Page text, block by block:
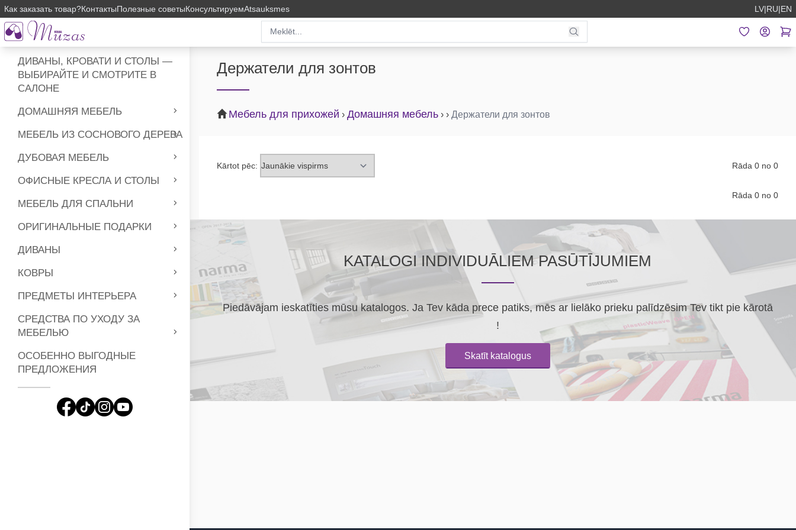
ДИВАНЫ, КРОВАТИ И СТОЛЫ —
ВЫБИРАЙТЕ И СМОТРИТЕ В
САЛОНЕ
ДОМАШНЯЯ МЕБЕЛЬ
МЕБЕЛЬ ИЗ СОСНОВОГО ДЕРЕВА
ДУБОВАЯ МЕБЕЛЬ
ОФИСНЫЕ КРЕСЛА И СТОЛЫ
МЕБЕЛЬ ДЛЯ СПАЛЬНИ
ОРИГИНАЛЬНЫЕ ПОДАРКИ
ДИВАНЫ
КОВРЫ
ПРЕДМЕТЫ ИНТЕРЬЕРА
СРЕДСТВА ПО УХОДУ ЗА
МЕБЕЛЬЮ
ОСОБЕННО ВЫГОДНЫЕ
ПРЕДЛОЖЕНИЯ
Как заказать товар?КонтактыПолезные советыКонсультируемAtsauksmes LV|RU|EN
Держатели для зонтов
Мебель для прихожей › Домашняя мебель › › Держатели для зонтов
Kārtot pēc: Rāda 0 no 0
Rāda 0 no 0
KATALOGI INDIVIDUĀLIEM PASŪTĪJUMIEM
Piedāvājam ieskatīties mūsu katalogos. Ja Tev kāda prece patiks, mēs ar lielāko prieku palīdzēsim Tev tikt pie kārotā
!
Skatīt katalogus